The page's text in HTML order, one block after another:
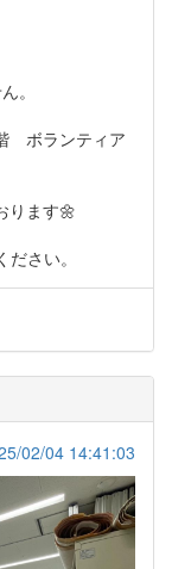
。
ボランティア
ります🌼
さい。
02/04 14:41:03